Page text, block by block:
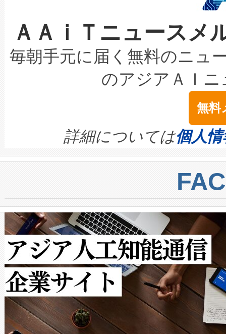
取得できる可能性もあります
設には、3億～4億ドルかか
最高経営責任者（CEO）であ
す。「当社のfully-connected
ームを利用すれば、6,000万
きます。この効率性は、フェ
限を超えて利用可能な電力容
持できるよう貢献します。こ
ービスレベル契約（SLA）違
テリー性能の劣化によるダウ
念は、現在データセンターが
ます。 Voltaiq provides a
quality and reliability for AI
BESS stack to ensure battery
centers. Voltaiqは、ai&のAI
からシステム統合、試運転、
クルの各段階のデータを監視
[…]
なレーザースポットにより、
な環境下でも豊かなディテー
キロメートル範囲を検出
LiDAR for Inspections,
は1535 nmレーザーを搭載。
イズの小径化を実現すること
す。ノーマルモードでは、
ートル先まで検出でき、これ
トに対して約600メートルに
では、反射率10％のターゲッ
で向上し、最大検知距離は
ットだけで最大1キロメート
ルの変電所周囲を監視でき、
作業と点群処理を簡素化でき
Avia 2は、2種類のFOVオプシ
× 80°のノーマルモード、長
ＡＡｉＴニュース
毎朝手元に届く無料のニュ
のアジアＡＩ
無料
詳細については個人